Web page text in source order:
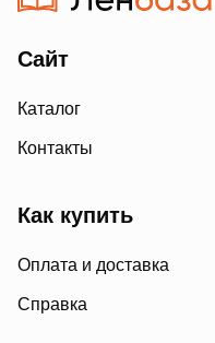
Сайт
Каталог
Контакты
Как купить
Оплата и доставка
Справка